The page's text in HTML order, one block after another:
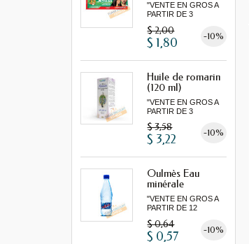
"VENTE EN GROS A
PARTIR DE 3
$ 2,00 -10%
$ 1,80
Huile de romarin
(120 ml)
"VENTE EN GROS A
PARTIR DE 3
$ 3,58 -10%
$ 3,22
Oulmès Eau
minérale
gazeuse...
"VENTE EN GROS A
PARTIR DE 12
$ 0,64 -10%
$ 0,57